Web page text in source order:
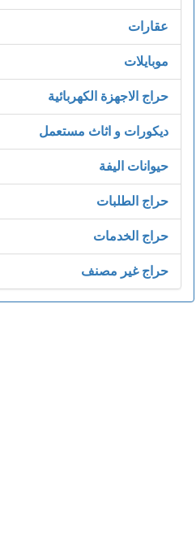
عقارات
موبايلات
حراج الاجهزة الكهربائية
ديكورات و اثاث مستعمل
حيوانات اليفة
حراج الطلبات
حراج الخدمات
حراج غير مصنف